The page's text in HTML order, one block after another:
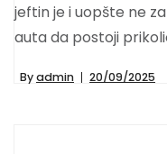
jeftin je i uopšte ne
auta da postoji
Byadmin 20/09/2025